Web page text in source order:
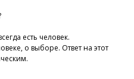
есть человек.
о выборе. Ответ на этот